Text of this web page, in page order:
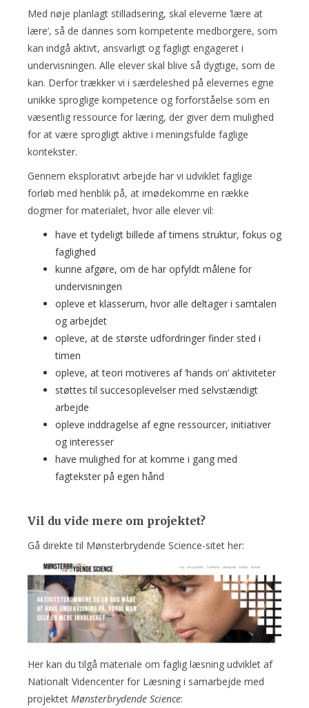
Med nøje planlagt stilladsering, skal eleverne ’lære at
lære’, så de dannes som kompetente medborgere, som
kan indgå aktivt, ansvarligt og fagligt engageret i
undervisningen. Alle elever skal blive så dygtige, som de
kan. Derfor trækker vi i særdeleshed på elevernes egne
unikke sproglige kompetence og forforståelse som en
væsentlig ressource for læring, der giver dem mulighed
for at være sprogligt aktive i meningsfulde faglige
kontekster.
Gennem eksplorativt arbejde har vi udviklet faglige
forløb med henblik på, at imødekomme en række
dogmer for materialet, hvor alle elever vil:
have et tydeligt billede af timens struktur, fokus og
faglighed
kunne afgøre, om de har opfyldt målene for
undervisningen
opleve et klasserum, hvor alle deltager i samtalen
og arbejdet
opleve, at de største udfordringer finder sted i
timen
opleve, at teori motiveres af ‘hands on’ aktiviteter
støttes til succesoplevelser med selvstændigt
arbejde
opleve inddragelse af egne ressourcer, initiativer
og interesser
have mulighed for at komme i gang med
fagtekster på egen hånd
Vil du vide mere om projektet?
Gå direkte til Mønsterbrydende Science-sitet her:
Her kan du tilgå materiale om faglig læsning udviklet af
Nationalt Videncenter for Læsning i samarbejde med
projektet Mønsterbrydende Science: